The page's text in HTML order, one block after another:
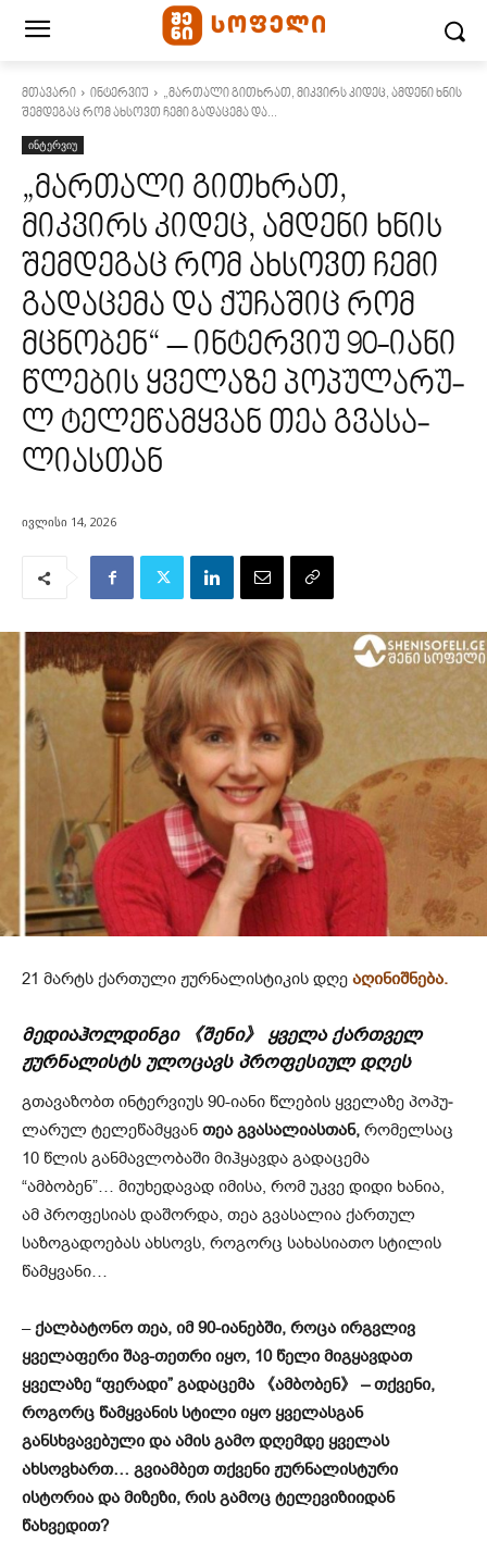
მთავარი ინტერვიუ
„მართალი გითხრათ, მიკვირს კიდეც, ამდენი ხნის
შემდეგაც რომ ახსოვთ ჩემი გადაცემა და...
ინტერვიუ
„მართალი გითხრათ,
მიკვირს კიდეც, ამდენი ხნის
შემდეგაც რომ ახსოვთ ჩემი
გადაცემა და ქუჩაშიც რომ
მცნობენ“ – ინტერვიუ 90-იანი
წლე­ბის ყვე­ლა­ზე პო­პუ­ლა­რუ­
ლ ტე­ლე­წამ­ყვა­ნ თეა გვა­სა­
ლიასთან
ივლისი 14, 2026
21 მარტს ქართული ჟურნალისტიკის დღე აღინიშნება.
მედიაჰოლდინგი 《შენი》 ყველა ქართველ
ჟურნალისტს ულოცავს პროფესიულ დღეს ️
გთავაზობთ ინტერვიუს 90-იანი წლე­ბის ყვე­ლა­ზე პო­პუ­
ლა­რუ­ლ ტე­ლე­წამ­ყვა­ნ თეა გვა­სა­ლიასთან, რომელსაც
10 წლის განმავლობაში მიჰყავდა გადაცემა
“ამბობენ”… მიუხედავად იმისა, რომ უკვე დიდი ხანია,
ამ პროფესიას დაშორდა, თეა გვასალია ქართულ
საზოგადოებას ახსოვს, როგორც სახასიათო სტილის
წამყვანი…
–ქალბატონო თეა, იმ 90-იანებში, როცა ირგვლივ
ყველაფერი შავ-თეთრი იყო, 10 წელი მიგყავდათ
ყველაზე “ფერადი” გადაცემა 《ამბობენ》 – თქვენი,
როგორც წამყვანის სტილი იყო ყველასგან
განსხვავებული და ამის გამო დღემდე ყველას
ახსოვხართ… გვიამბეთ თქვენი ჟურნალისტური
ისტორია და მიზეზი, რის გამოც ტელევიზიიდან
წახვედით?